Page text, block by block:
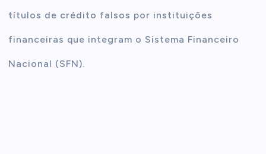
títulos de crédito falsos por instituições
financeiras que integram o Sistema Financeiro
Nacional (SFN).